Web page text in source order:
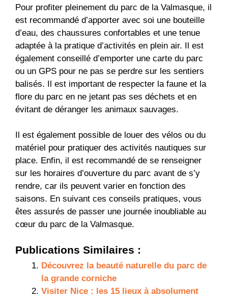
Pour profiter pleinement du parc de la Valmasque, il
est recommandé d’apporter avec soi une bouteille
d’eau, des chaussures confortables et une tenue
adaptée à la pratique d’activités en plein air. Il est
également conseillé d’emporter une carte du parc
ou un GPS pour ne pas se perdre sur les sentiers
balisés. Il est important de respecter la faune et la
flore du parc en ne jetant pas ses déchets et en
évitant de déranger les animaux sauvages.
Il est également possible de louer des vélos ou du
matériel pour pratiquer des activités nautiques sur
place. Enfin, il est recommandé de se renseigner
sur les horaires d’ouverture du parc avant de s’y
rendre, car ils peuvent varier en fonction des
saisons. En suivant ces conseils pratiques, vous
êtes assurés de passer une journée inoubliable au
cœur du parc de la Valmasque.
Publications Similaires :
Découvrez la beauté naturelle du parc de
la grande corniche
Visiter Nice : les 15 lieux à absolument